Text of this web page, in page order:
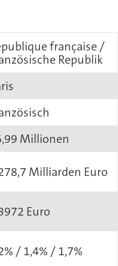
française /
Republik
Millionen
Milliarden Euro
Euro
/ 1,4% / 1,7%